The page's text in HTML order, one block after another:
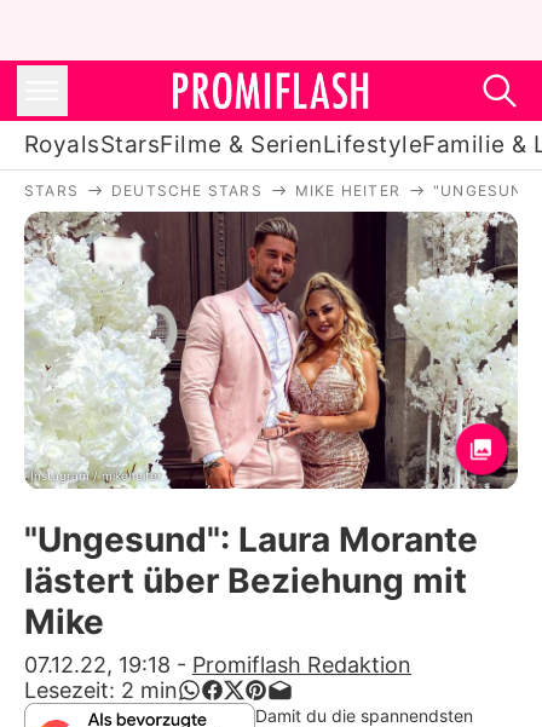
RoyalsStarsFilme & SerienLifestyleFamilie &
Royals
Stars
Filme & Serien
Lifestyle
Familie & Liebe
Promiflash Exklusiv
Alle Themen auf Promiflash
App runterladen
Team
STARS DEUTSCHE STARS MIKE HEITER
Instagram / mikeheiter
"Ungesund": Laura Morante
lästert über Beziehung mit
Mike
07.12.22, 19:18 - Promiflash Redaktion
Lesezeit: 2 min
Damit du die spannendsten